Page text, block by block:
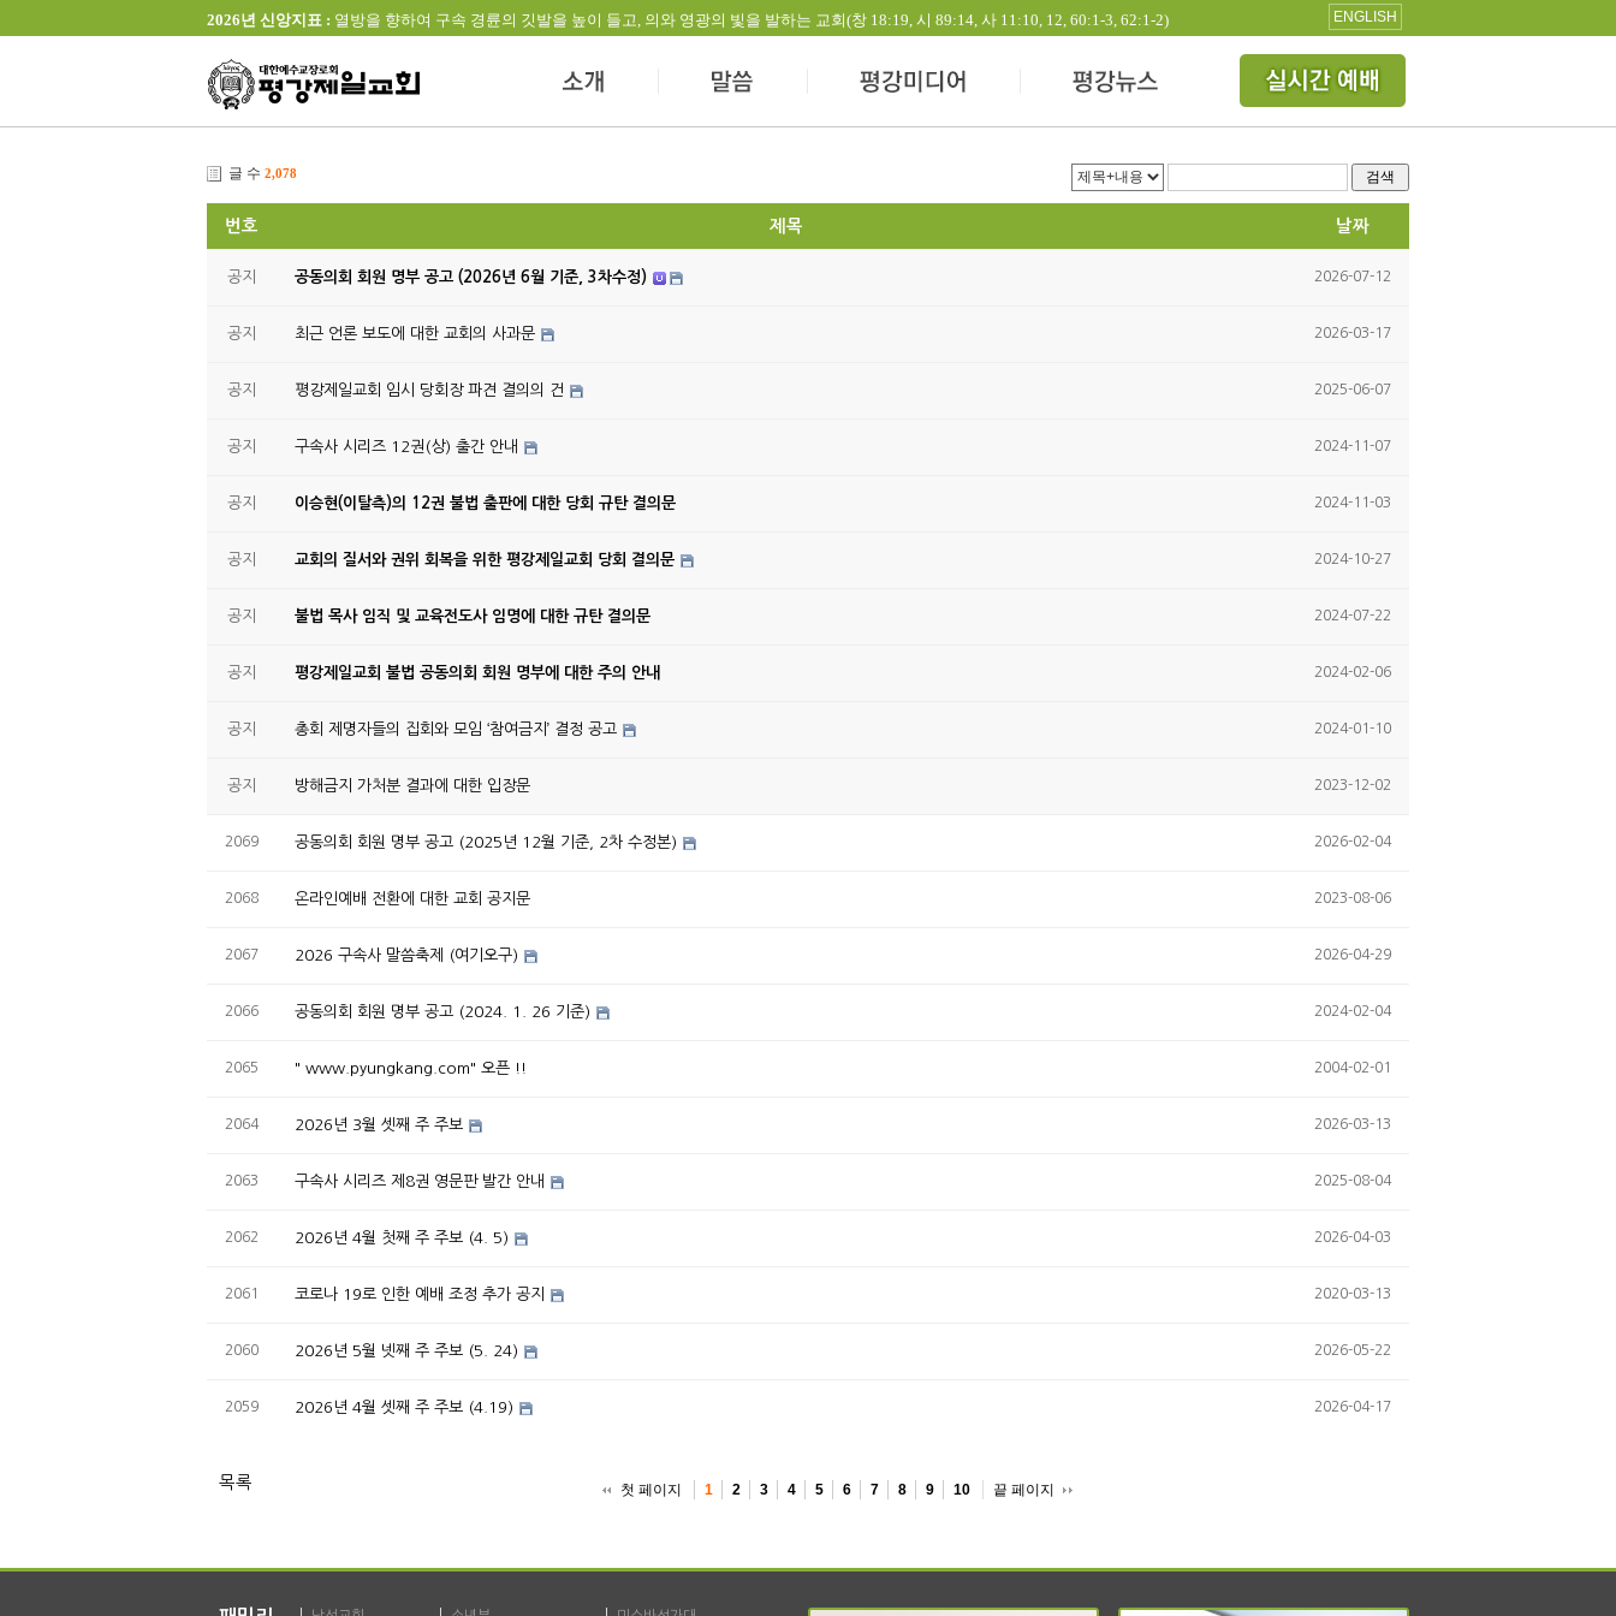
2026년 신앙지표 : 열방을 향하여 구속 경륜의 깃발을 높이 들고, 의와 영광의 빛을 발하는 교회(창 18:19, 시 89:14, 사 11:10, 12, 60:1-3, 62:1-2) ENGLISH
글 수 2,078 검색
번호 제목 날짜
공지 공동의회 회원 명부 공고 (2026년 6월 기준, 3차수정) 2026-07-12
공지 최근 언론 보도에 대한 교회의 사과문 2026-03-17
공지 평강제일교회 임시 당회장 파견 결의의 건 2025-06-07
공지 구속사 시리즈 12권(상) 출간 안내 2024-11-07
공지 이승현(이탈측)의 12권 불법 출판에 대한 당회 규탄 결의문 2024-11-03
공지 교회의 질서와 권위 회복을 위한 평강제일교회 당회 결의문 2024-10-27
공지 불법 목사 임직 및 교육전도사 임명에 대한 규탄 결의문 2024-07-22
공지 평강제일교회 불법 공동의회 회원 명부에 대한 주의 안내 2024-02-06
공지 총회 제명자들의 집회와 모임 ‘참여금지’ 결정 공고 2024-01-10
공지 방해금지 가처분 결과에 대한 입장문 2023-12-02
2069 공동의회 회원 명부 공고 (2025년 12월 기준, 2차 수정본) 2026-02-04
2068 온라인예배 전환에 대한 교회 공지문 2023-08-06
2067 2026 구속사 말씀축제 (여기오구) 2026-04-29
2066 공동의회 회원 명부 공고 (2024. 1. 26 기준) 2024-02-04
2065 " www.pyungkang.com" 오픈 !! 2004-02-01
2064 2026년 3월 셋째 주 주보 2026-03-13
2063 구속사 시리즈 제8권 영문판 발간 안내 2025-08-04
2062 2026년 4월 첫째 주 주보 (4. 5) 2026-04-03
2061 코로나 19로 인한 예배 조정 추가 공지 2020-03-13
2060 2026년 5월 넷째 주 주보 (5. 24) 2026-05-22
2059 2026년 4월 셋째 주 주보 (4.19) 2026-04-17
목록 첫 페이지 1 2 3 4 5 6 7 8 9 10 끝 페이지